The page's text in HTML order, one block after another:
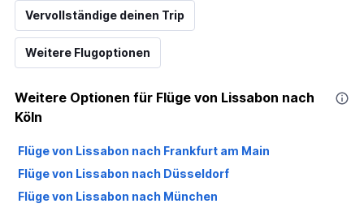
Vervollständige deinen Trip
Weitere Flugoptionen
Weitere Optionen für Flüge von Lissabon nach
Köln
Flüge von Lissabon nach Frankfurt am Main
Flüge von Lissabon nach Düsseldorf
Flüge von Lissabon nach München